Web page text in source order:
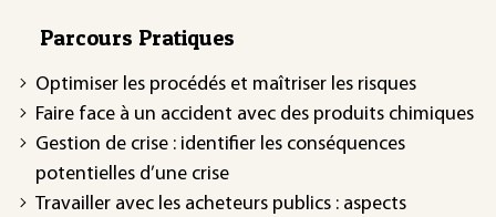
Parcours Pratiques
Optimiser les procédés et maîtriser les risques
Faire face à un accident avec des produits chimiques
Gestion de crise : identifier les conséquences
potentielles d’une crise
Travailler avec les acheteurs publics : aspects